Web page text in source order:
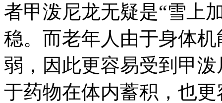
者甲泼尼龙无疑是“雪上
稳。而老年人由于身体
弱，因此更容易受到甲
于药物在体内蓄积，也